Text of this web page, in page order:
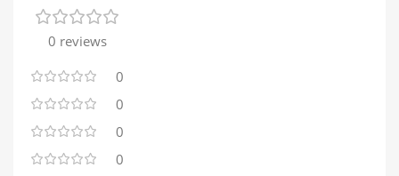
0 reviews
0
0
0
0